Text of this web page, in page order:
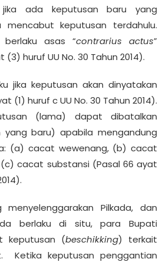
jika ada keputusan baru yang
keputusan terdahulu.
berlaku asas “contrarius actus”
(3) huruf UU No. 30 Tahun 2014).
jika keputusan akan dinyatakan
(1) huruf c UU No. 30 Tahun 2014).
(lama) dapat dibatalkan
yang baru) apabila mengandung
(a) cacat wewenang, (b) cacat
cacat substansi (Pasal 66 ayat
Pilkada, dan
berlaku di situ, para Bupati
keputusan (beschikking) terkait
Ketika keputusan penggantian